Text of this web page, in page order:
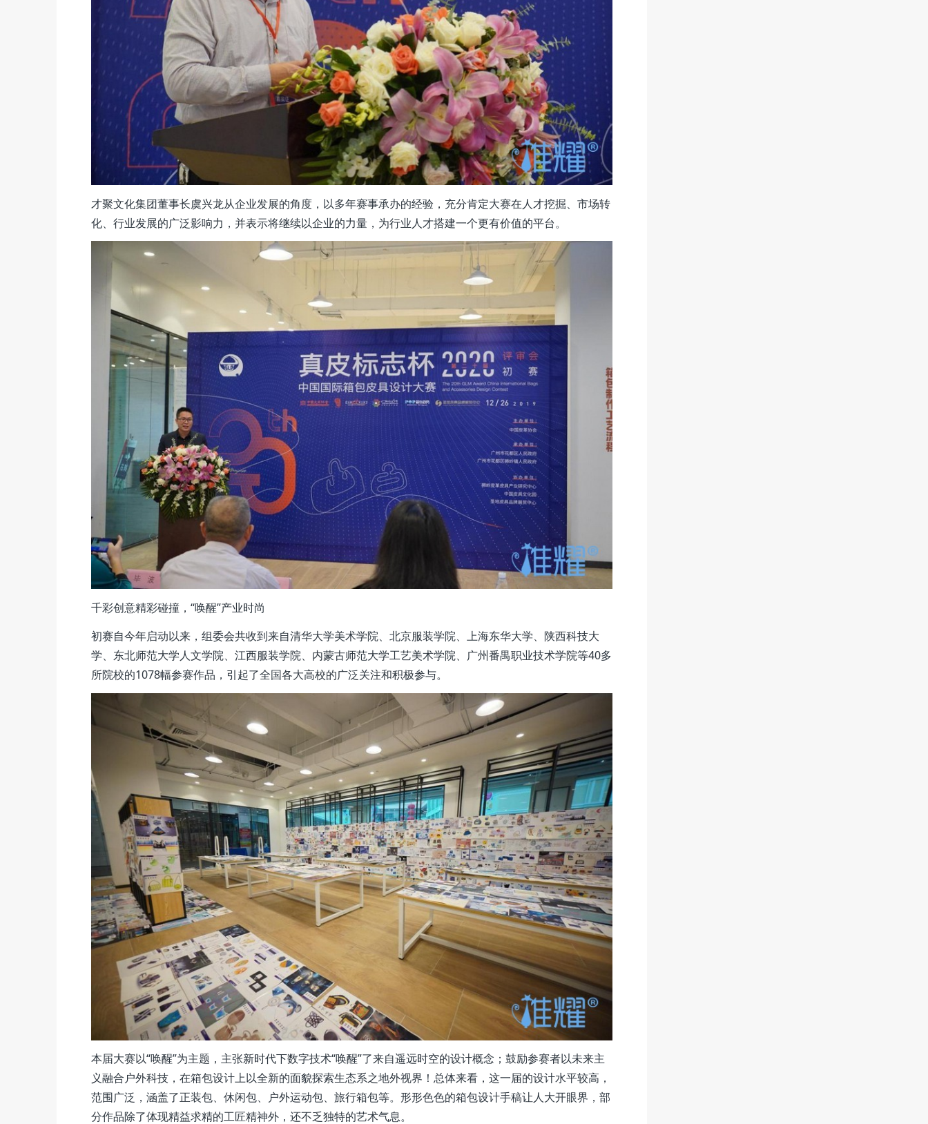
才聚文化集团董事长虞兴龙从企业发展的角度，以多年赛事承办的经验，充分肯定大赛在人才挖掘、市场转
化、行业发展的广泛影响力，并表示将继续以企业的力量，为行业人才搭建一个更有价值的平台。
千彩创意精彩碰撞，“唤醒”产业时尚
初赛自今年启动以来，组委会共收到来自清华大学美术学院、北京服装学院、上海东华大学、陕西科技大
学、东北师范大学人文学院、江西服装学院、内蒙古师范大学工艺美术学院、广州番禺职业技术学院等40多
所院校的1078幅参赛作品，引起了全国各大高校的广泛关注和积极参与。
本届大赛以“唤醒”为主题，主张新时代下数字技术“唤醒”了来自遥远时空的设计概念；鼓励参赛者以未来主
义融合户外科技，在箱包设计上以全新的面貌探索生态系之地外视界！总体来看，这一届的设计水平较高，
范围广泛，涵盖了正装包、休闲包、户外运动包、旅行箱包等。形形色色的箱包设计手稿让人大开眼界，部
分作品除了体现精益求精的工匠精神外，还不乏独特的艺术气息。